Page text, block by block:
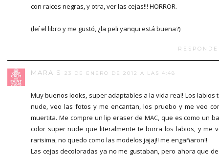
con raices negras, y otra, ver las cejas!!! HORROR.
(leí el libro y me gustó, ¿la peli yanqui está buena?)
MARA S 23 DE ENERO DE 2012 A LAS 4:48
Muy buenos looks, super adaptables a la vida real! Los labios
nude, veo las fotos y me encantan, los pruebo y me veo
muertita. Me compre un lip eraser de MAC, que es como un
color super nude que literalmente te borra los labios, y me
rarisima, no quedo como las modelos jajaj!! me engañaron!!
Las cejas decoloradas ya no me gustaban, pero ahora que